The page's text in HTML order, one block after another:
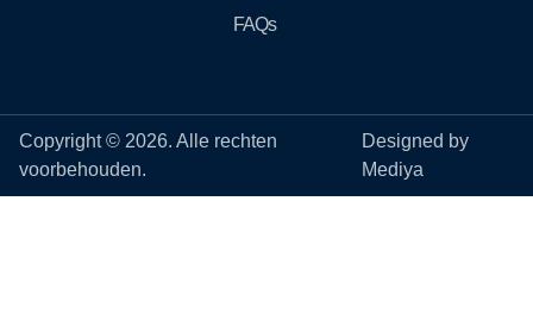
FAQs
Copyright © 2026. Alle rechten
voorbehouden.
Designed by
Mediya